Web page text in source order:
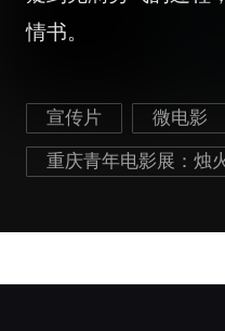
情书。
宣传片 微电影
重庆青年电影展：烛